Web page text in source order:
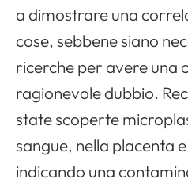
a dimostrare una
cose, sebbene siano
ricerche per avere una
ragionevole dubbio.
state scoperte
sangue, nella placenta
indicando una